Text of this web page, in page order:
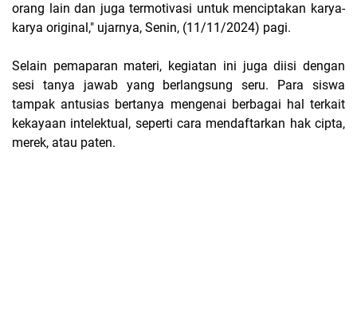
orang lain dan juga termotivasi untuk menciptakan karya-
karya original," ujarnya, Senin, (11/11/2024) pagi.
Selain pemaparan materi, kegiatan ini juga diisi dengan
sesi tanya jawab yang berlangsung seru. Para siswa
tampak antusias bertanya mengenai berbagai hal terkait
kekayaan intelektual, seperti cara mendaftarkan hak cipta,
merek, atau paten.